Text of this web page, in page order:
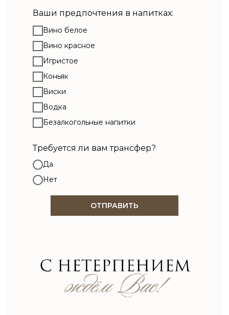
Ваши предпочтения в напитках:
Вино белое
Вино красное
Игристое
Коньяк
Виски
Водка
Безалкогольные напитки
Требуется ли вам трансфер?
Да
Нет
ОТПРАВИТЬ